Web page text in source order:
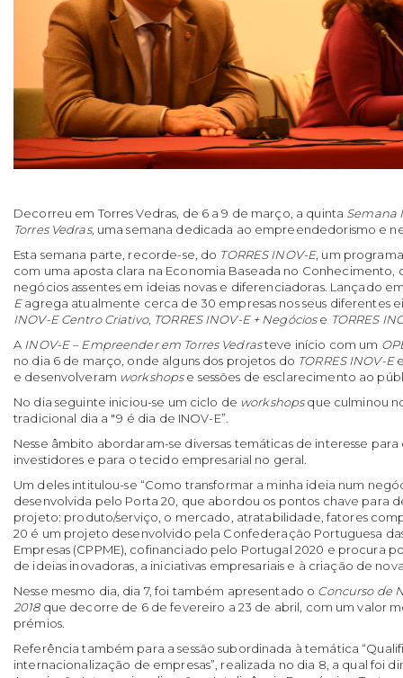
Decorreu em Torres Vedras, de 6 a 9 de março, a quinta Semana
Torres Vedras, uma semana dedicada ao empreendedorismo e
Esta semana parte, recorde-se, do TORRES INOV-E, um
com uma aposta clara na Economia Baseada no Conhecimento,
negócios assentes em ideias novas e diferenciadoras. Lançado
Eagrega atualmente cerca de 30 empresas nos seus diferentes
INOV-E Centro Criativo, TORRES INOV-E + Negóciose TORRES
A INOV-E – Empreender em Torres Vedrasteve início com um
no dia 6 de março, onde alguns dos projetos do TORRES INOV-E
e desenvolveram workshopse sessões de esclarecimento ao
No dia seguinte iniciou-se um ciclo de workshopsque culminou
tradicional dia a "9 é dia de INOV-E”.
Nesse âmbito abordaram-se diversas temáticas de interesse
investidores e para o tecido empresarial no geral.
Um deles intitulou-se “Como transformar a minha ideia num
desenvolvida pelo Porta 20, que abordou os pontos chave para
projeto: produto/serviço, o mercado, atratabilidade, fatores
20 é um projeto desenvolvido pela Confederação Portuguesa
Empresas (CPPME), cofinanciado pelo Portugal 2020 e procura
de ideias inovadoras, a iniciativas empresariais e à criação de
Nesse mesmo dia, dia 7, foi também apresentado o Concurso de
2018que decorre de 6 de fevereiro a 23 de abril, com um valor
prémios.
Referência também para a sessão subordinada à temática
internacionalização de empresas”, realizada no dia 8, a qual foi